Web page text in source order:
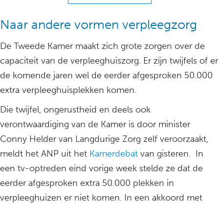
Naar andere vormen verpleegzorg
De Tweede Kamer maakt zich grote zorgen over de
capaciteit van de verpleeghuiszorg. Er zijn twijfels of er
de komende jaren wel de eerder afgesproken 50.000
extra verpleeghuisplekken komen.
Die twijfel, ongerustheid en deels ook
verontwaardiging van de Kamer is door minister
Conny Helder van Langdurige Zorg zelf veroorzaakt,
meldt het ANP uit het Kamerdebat van gisteren. In
een tv-optreden eind vorige week stelde ze dat de
eerder afgesproken extra 50.000 plekken in
verpleeghuizen er niet komen. In een akkoord met